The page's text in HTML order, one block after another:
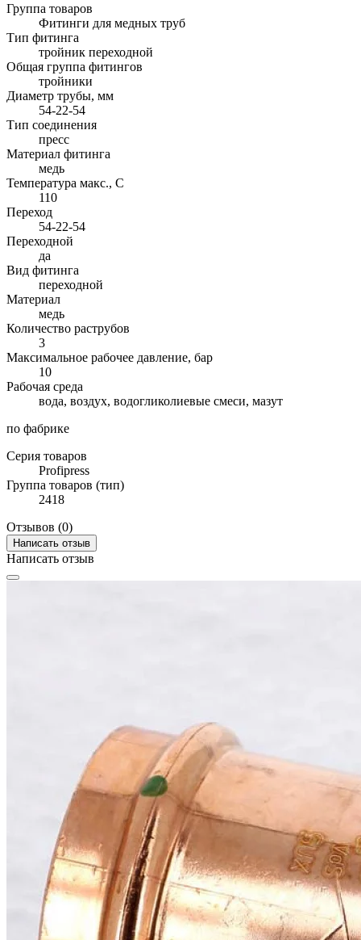
Группа товаров
Фитинги для медных труб
Тип фитинга
тройник переходной
Общая группа фитингов
тройники
Диаметр трубы, мм
54-22-54
Тип соединения
пресс
Материал фитинга
медь
Температура макс., С
110
Переход
54-22-54
Переходной
да
Вид фитинга
переходной
Материал
медь
Количество раструбов
3
Максимальное рабочее давление, бар
10
Рабочая среда
вода, воздух, водогликолиевые смеси, мазут
по фабрике
Серия товаров
Profipress
Группа товаров (тип)
2418
Отзывов (0)
Написать отзыв
Написать отзыв